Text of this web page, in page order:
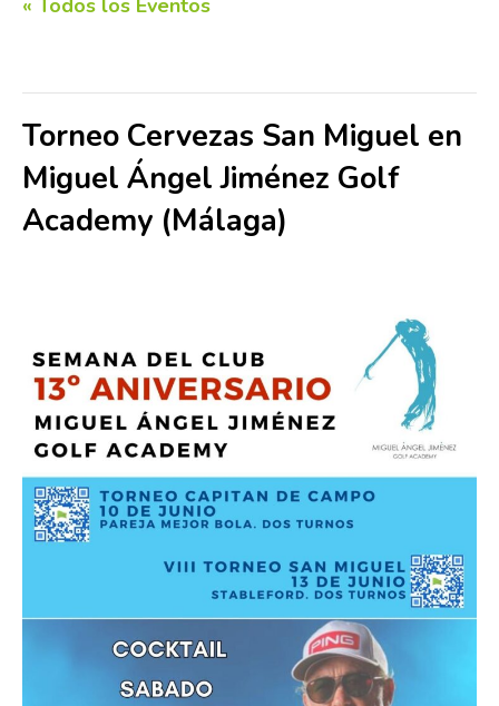
« Todos los Eventos
Torneo Cervezas San Miguel en
Miguel Ángel Jiménez Golf
Academy (Málaga)